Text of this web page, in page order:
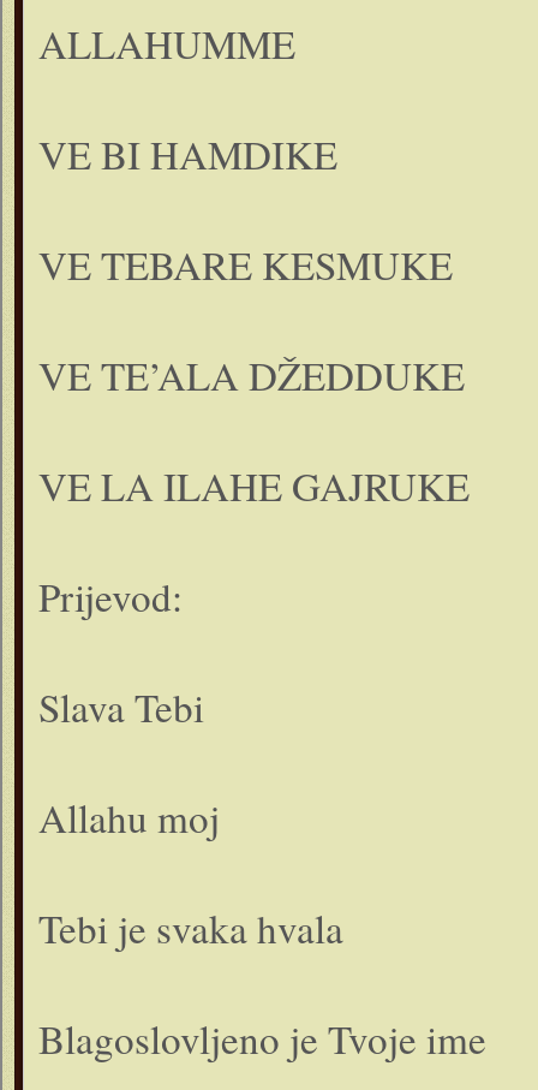
ALLAHUMME
VE BI HAMDIKE
VE TEBARE KESMUKE
VE TE’ALA DŽEDDUKE
VE LA ILAHE GAJRUKE
Prijevod:
Slava Tebi
Allahu moj
Tebi je svaka hvala
Blagoslovljeno je Tvoje ime